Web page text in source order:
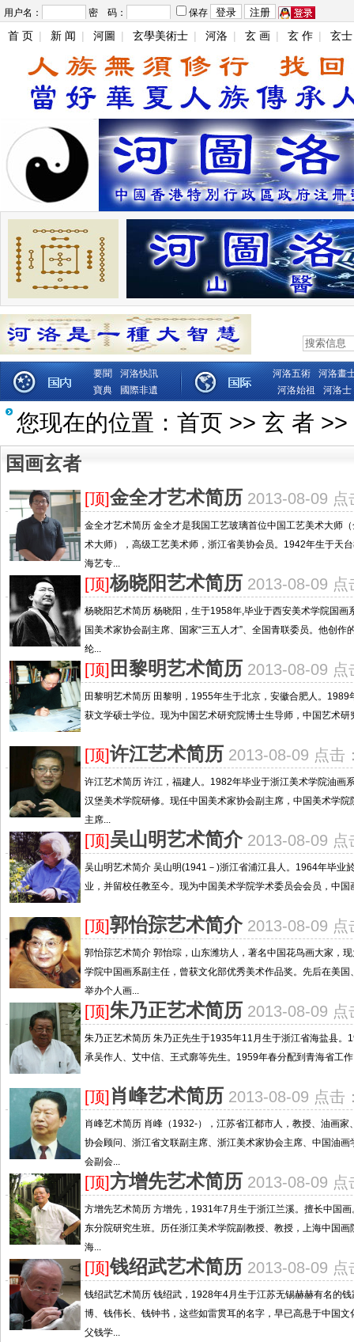
用户名： 密 码： 保存
首 页 | 新 闻 | 河圖 | 玄學美術士 | 河洛 | 玄 画 | 玄 作 | 玄士
要聞
河洛快訊
寶典
國際非遺
河洛五術
河洛畫
河洛始祖
河洛士
您现在的位置： 首页 >> 玄 者 >>
国画玄者
[顶]金全才艺术简历 2013-08-09
金全才艺术简历 金全才是我国工艺玻璃首位中国工艺美术大师
术大师），高级工艺美术师，浙江省美协会员。1942年生于天
海艺专...
[顶]杨晓阳艺术简历 2013-08-09
杨晓阳艺术简历 杨晓阳，生于1958年,毕业于西安美术学院国画
国美术家协会副主席、国家“三五人才”、全国青联委员。他创作
纶...
[顶] 田黎明艺术简历 2013-08-09
田黎明艺术简历 田黎明，1955年生于北京，安徽合肥人。
获文学硕士学位。现为中国艺术研究院博士生导师，中国艺术
[顶]许江艺术简历 2013-08-09 点击
许江艺术简历 许江，福建人。1982年毕业于浙江美术学院油画
汉堡美术学院研修。现任中国美术家协会副主席，中国美术学
主席...
[顶]吴山明艺术简介 2013-08-09
吴山明艺术简介 吴山明(1941－)浙江省浦江县人。1964年毕业
业，并留校任教至今。现为中国美术学院学术委员会会员，中
[顶]郭怡孮艺术简介 2013-08-09
郭怡孮艺术简介 郭怡琮，山东潍坊人，著名中国花鸟画大家，
学院中国画系副主任，曾获文化部优秀美术作品奖。先后在美
举办个人画...
[顶]朱乃正艺术简历 2013-08-09
朱乃正艺术简历 朱乃正先生于1935年11月生于浙江省海盐县。
承吴作人、艾中信、王式廓等先生。1959年春分配到青海省工
[顶] 肖峰艺术简历 2013-08-09 点击
肖峰艺术简历 肖峰（1932-），江苏省江都市人，教授、油画
协会顾问、浙江省文联副主席、浙江美术家协会主席、中国油
会副会...
[顶]方增先艺术简历 2013-08-09
方增先艺术简历 方增先，1931年7月生于浙江兰溪。擅长中国
东分院研究生班。历任浙江美术学院副教授、教授，上海中国
海...
[顶]钱绍武艺术简历 2013-08-09
钱绍武艺术简历 钱绍武，1928年4月生于江苏无锡赫赫有名的
博、钱伟长、钱钟书，这些如雷贯耳的名字，早已高悬于中国
父钱学...